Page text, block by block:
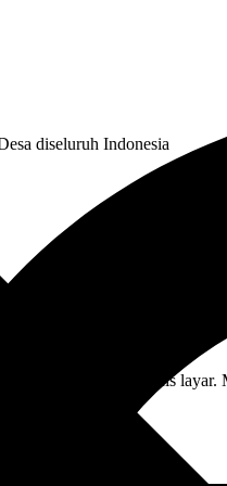
diseluruh Indonesia
terhadap semua jenis